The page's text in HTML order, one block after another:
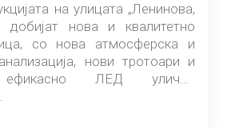
на улицата „Ленинова,
добијат нова и квалитетно
со нова атмосферска и
нови тротоари и
ЛЕД улично